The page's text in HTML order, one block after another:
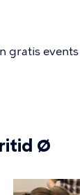
Ø
gratis events